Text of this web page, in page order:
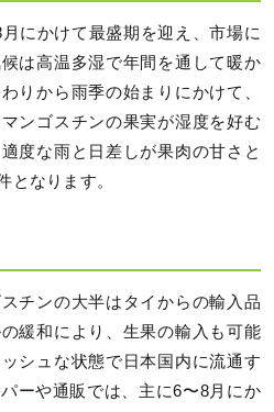
にかけて最盛期を迎え、市場に
は高温多湿で年間を通して暖か
りから雨季の始まりにかけて、
ンゴスチンの果実が湿度を好む
度な雨と日差しが果肉の甘さと
となります。
チンの大半はタイからの輸入品
緩和により、生果の輸入も可能
シュな状態で日本国内に流通す
ーや通販では、主に6〜8月にか